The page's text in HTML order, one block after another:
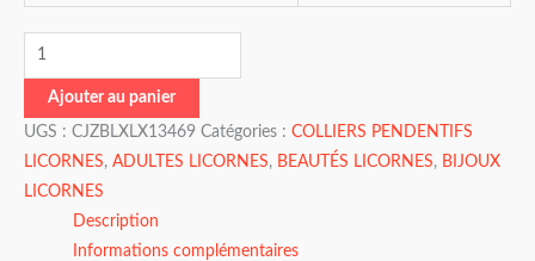
Ajouter au panier
UGS : CJZBLXLX13469 Catégories : COLLIERS PENDENTIFS
LICORNES, ADULTES LICORNES, BEAUTÉS LICORNES, BIJOUX
LICORNES
Description
Informations complémentaires